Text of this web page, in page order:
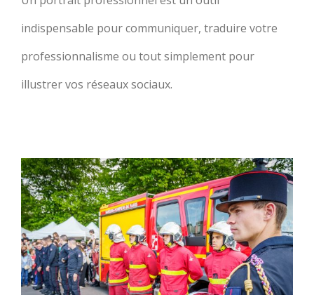
indispensable pour communiquer, traduire votre
professionnalisme ou tout simplement pour
illustrer vos réseaux sociaux.
Cérémonies, inaugurations